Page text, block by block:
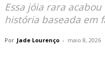
Essa jóia rara
história baseada em
Por Jade Lourenço - maio 8, 2026